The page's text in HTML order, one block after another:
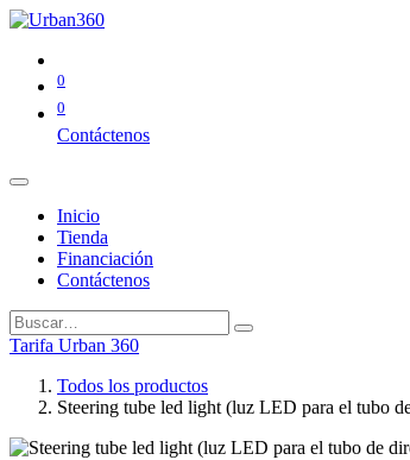
0
0
Contáctenos
Inicio
Tienda
Financiación
Contáctenos
Tarifa Urban 360
Todos los productos
Steering tube led light (luz LED para el tubo